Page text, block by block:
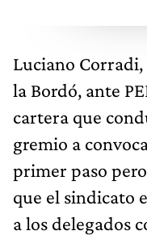
Luciano Corradi,
la Bordó, ante
cartera que
gremio a
primer paso
que el sindicato
a los delegados